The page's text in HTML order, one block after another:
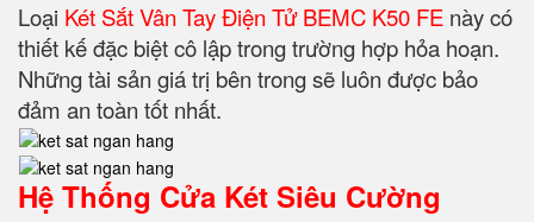
Loại Két Sắt Vân Tay Điện Tử BEMC K50 FE này có
thiết kế đặc biệt cô lập trong trường hợp hỏa hoạn.
Những tài sản giá trị bên trong sẽ luôn được bảo
đảm an toàn tốt nhất.
Hệ Thống Cửa Két Siêu Cường